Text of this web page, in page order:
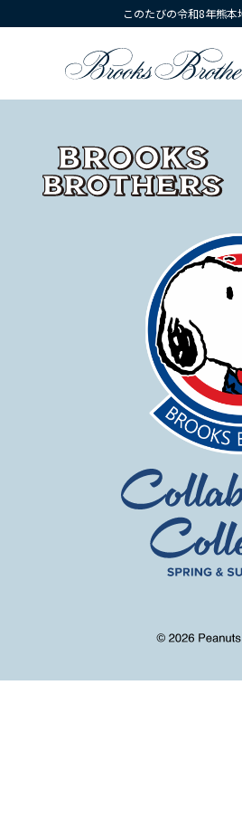
このたびの令和8年熊